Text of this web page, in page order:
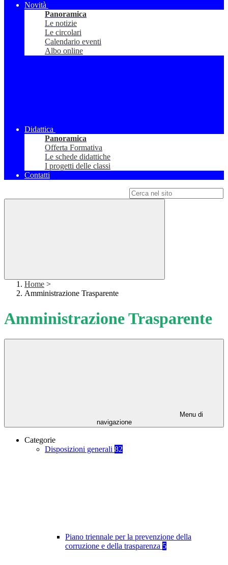
Novità
Panoramica
Le notizie
Le circolari
Calendario eventi
Albo online
Didattica
Panoramica
Offerta Formativa
Le schede didattiche
I progetti delle classi
Contatti
Home >
Amministrazione Trasparente
Amministrazione Trasparente
Menu di
navigazione
Categorie
Disposizioni generali 82
Piano triennale per la prevenzione della
corruzione e della trasparenza 5